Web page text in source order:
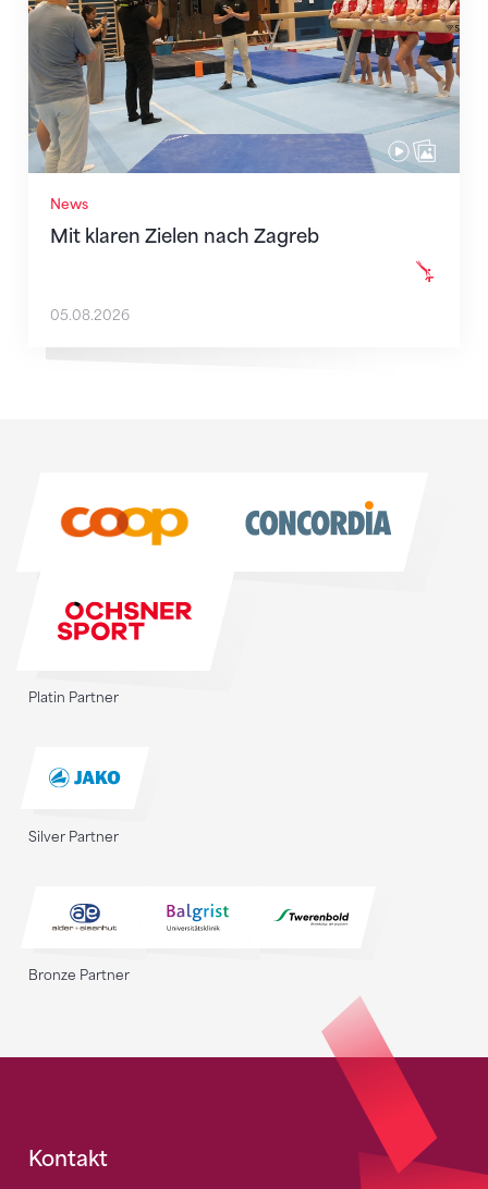
News
Mit klaren Zielen nach Zagreb
05.08.2026
Platin Partner
Silver Partner
Bronze Partner
Fusszeile
Kontakt